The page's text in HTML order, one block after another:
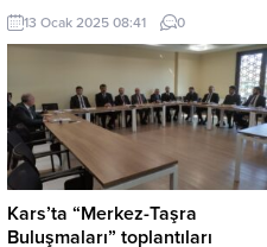
geçen yılların getirdiği olgunluğu
etkileyici bir dille ifade eden Halim
Mete, “80 yaş bir son değil, aksine
öğrenmenin, paylaşmanın ve
tecrübeyle yoğrulmuş hayatın
anlamını daha derin hissetmenin bir
zamanı” sözleriyle hayata olan
bağlılığını dile getirdi. Mete’nin 80
yaşına özel şiirinden bir...
13 Ocak 2025 08:41 0
Kars’ta “Merkez-Taşra
Buluşmaları” toplantıları